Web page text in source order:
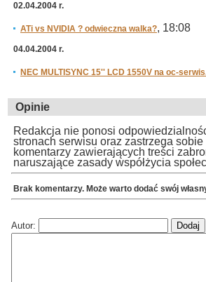
02.04.2004 r.
ATi vs NVIDIA ? odwieczna walka?, 18:08
04.04.2004 r.
NEC MULTISYNC 15'' LCD 1550V na oc-
Opinie
Redakcja nie ponosi
stronach serwisu oraz zastrzega
komentarzy zawierających treści
naruszające zasady współżycia
Brak komentarzy. Może warto dodać swój
Autor: